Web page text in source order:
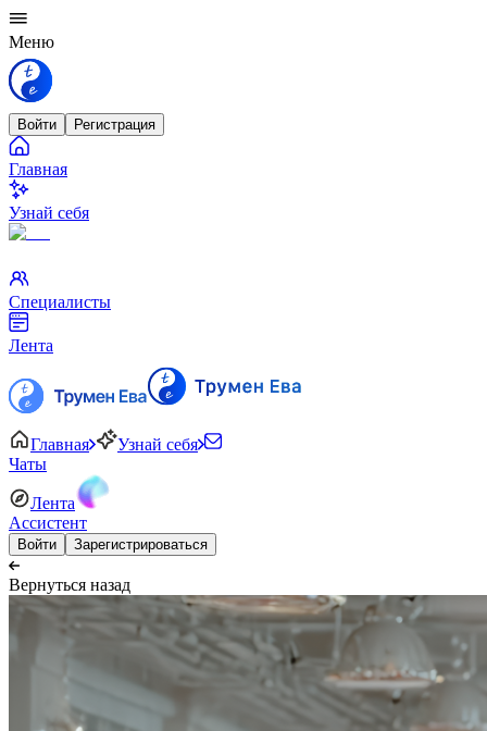
Меню
Войти Регистрация
Главная
Узнай себя
Специалисты
Лента
Главная
Узнай себя
Чаты
Лента
Ассистент
Войти Зарегистрироваться
Вернуться назад